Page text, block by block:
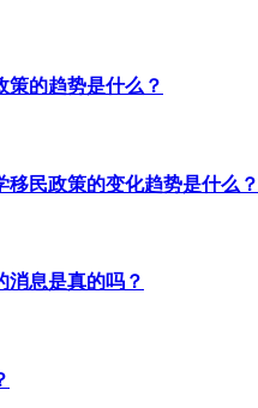
策的趋势是什么？
民政策的变化趋势是什么？
消息是真的吗？